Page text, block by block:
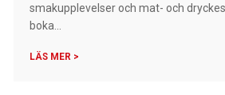
smakupplevelser och mat- och
boka...
LÄS MER >